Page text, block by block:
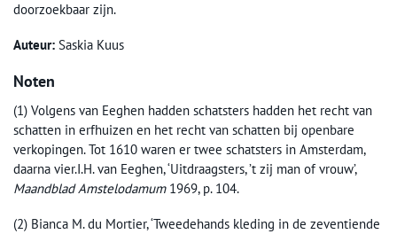
doorzoekbaar zijn.
Auteur: Saskia Kuus
Noten
(1) Volgens van Eeghen hadden schatsters hadden het recht van
schatten in erfhuizen en het recht van schatten bij openbare
verkopingen. Tot 1610 waren er twee schatsters in Amsterdam,
daarna vier.I.H. van Eeghen, ‘Uitdraagsters, ’t zij man of vrouw’,
Maandblad Amstelodamum1969, p. 104.
(2) Bianca M. du Mortier, ‘Tweedehands kleding in de zeventiende